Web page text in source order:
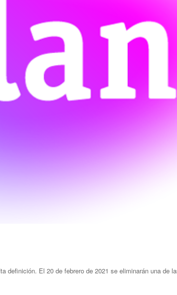
definición. El 20 de febrero de 2021 se eliminarán una de